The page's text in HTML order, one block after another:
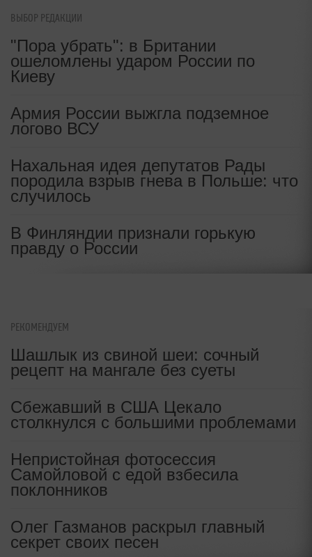
ВЫБОР РЕДАКЦИИ
"Пора убрать": в Британии
ошеломлены ударом России по
Киеву
Армия России выжгла подземное
логово ВСУ
Нахальная идея депутатов Рады
породила взрыв гнева в Польше: что
случилось
В Финляндии признали горькую
правду о России
РЕКОМЕНДУЕМ
Шашлык из свиной шеи: сочный
рецепт на мангале без суеты
Сбежавший в США Цекало
столкнулся с большими проблемами
Непристойная фотосессия
Самойловой с едой взбесила
поклонников
Олег Газманов раскрыл главный
секрет своих песен